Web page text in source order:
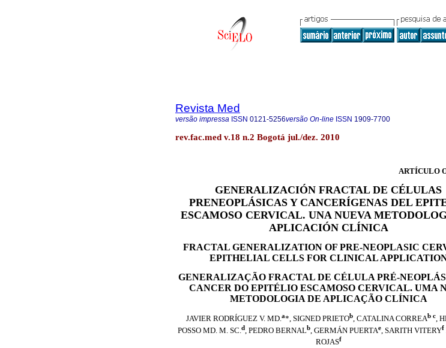
Revista Med
versão impressa ISSN 0121-5256versão On-line ISSN 1909-7700
rev.fac.med v.18 n.2 Bogotá jul./dez. 2010
ARTÍCULO
GENERALIZACIÓN FRACTAL DE CÉLULAS
PRENEOPLÁSICAS Y CANCERÍGENAS DEL
ESCAMOSO CERVICAL. UNA NUEVA
APLICACIÓN CLÍNICA
FRACTAL GENERALIZATION OF PRE-NEOPLASIC
EPITHELIAL CELLS FOR CLINICAL
GENERALIZAÇÃO FRACTAL DE CÉLULA PRÉ-
CANCER DO EPITÉLIO ESCAMOSO CERVICAL. UMA
METODOLOGIA DE APLICAÇÃO CLÍNICA
JAVIER RODRÍGUEZ V. MD.a*, SIGNED PRIETOb, CATALINA CORREAb c,
POSSO MD. M. SC. d , PEDRO BERNALb , GERMÁN PUERTAe , SARITH VITERYf
ROJASf